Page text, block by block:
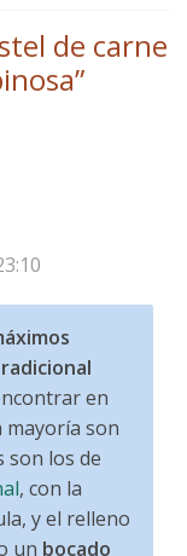
de carne
”
en
mayoría son
son los de
, con la
y el relleno
un bocado